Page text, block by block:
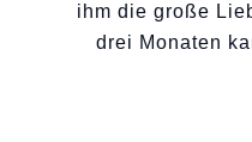
ihm die große
drei Monaten